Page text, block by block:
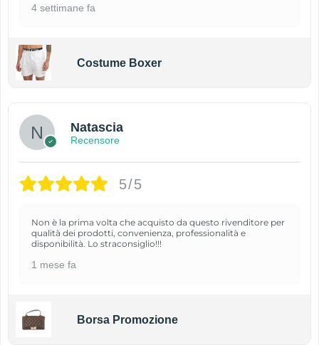
4 settimane fa
Costume Boxer
Natascia
Recensore
5/5
Non è la prima volta che acquisto da questo rivenditore per
qualità dei prodotti, convenienza, professionalità e
disponibilità. Lo straconsiglio!!!
1 mese fa
Borsa Promozione